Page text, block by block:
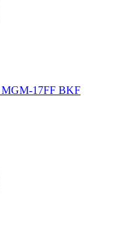
MGM-17FF BKF